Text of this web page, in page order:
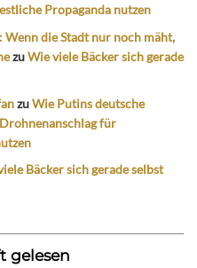
Propaganda nutzen
die Stadt nur noch mäht,
zuWie viele Bäcker sich gerade
zuWie Putins deutsche
für
Bäcker sich gerade selbst
gelesen